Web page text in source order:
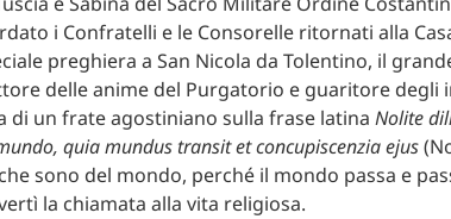
i Confratelli e le Consorelle ritornati alla
preghiera a San Nicola da Tolentino, il
delle anime del Purgatorio e guaritore degli
di un frate agostiniano sulla frase latina Nolite
quia mundus transit et concupiscenzia ejus
sono del mondo, perché il mondo passa e
la chiamata alla vita religiosa.